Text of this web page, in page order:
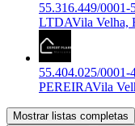
55.316.449/0001-
LTDAVila Velha,
55.404.025/0001-
PEREIRAVila
Mostrar listas completas